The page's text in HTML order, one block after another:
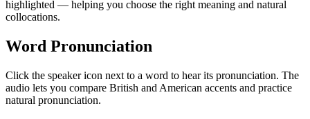
highlighted — helping you choose the right meaning and natural
collocations.
Word Pronunciation
Click the speaker icon next to a word to hear its pronunciation. The
audio lets you compare British and American accents and practice
natural pronunciation.